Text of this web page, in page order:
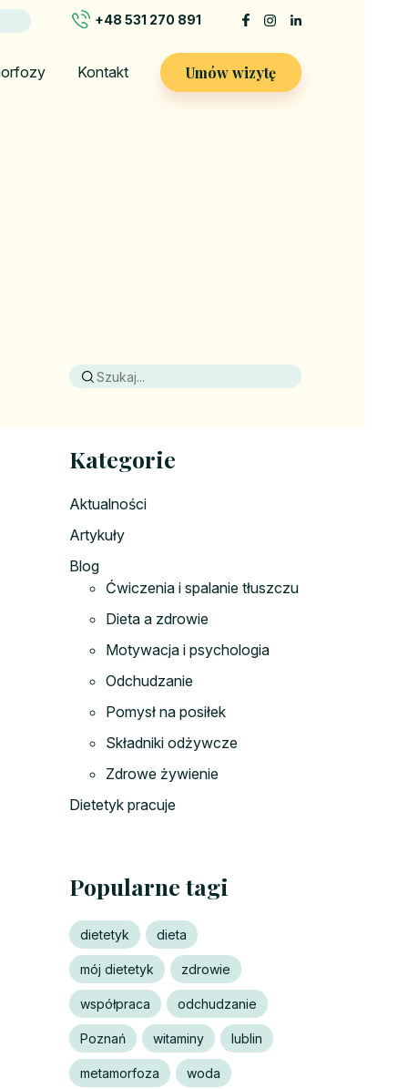
+48 531 270 891
Kontakt Umów wizytę
Kategorie
Aktualności
Artykuły
Blog
Ćwiczenia i spalanie tłuszczu
Dieta a zdrowie
Motywacja i psychologia
Odchudzanie
Pomysł na posiłek
Składniki odżywcze
Zdrowe żywienie
Dietetyk pracuje
Popularne tagi
dietetyk dieta
mój dietetyk zdrowie
współpraca odchudzanie
Poznań witaminy lublin
metamorfoza woda